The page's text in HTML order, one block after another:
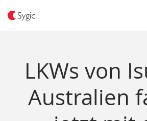
LKWs von
Australien